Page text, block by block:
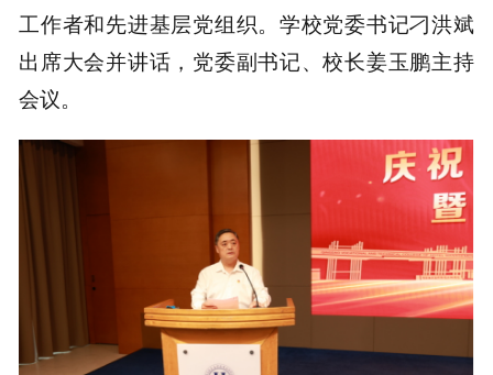
工作者和先进基层党组织。学校党委书记刁洪斌
出席大会并讲话，党委副书记、校长姜玉鹏主持
会议。